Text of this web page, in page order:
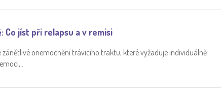
Co jíst při relapsu a v remisi
zánětlivé onemocnění trávicího traktu, které vyžaduje individuálně